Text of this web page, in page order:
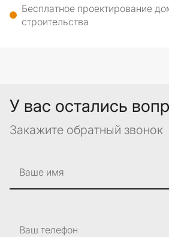
Бесплатное проектирование
строительства
У вас остались
Закажите обратный звонок
Ваше имя
Ваш телефон